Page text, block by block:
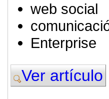
web social
Enterprise
Ver artículo